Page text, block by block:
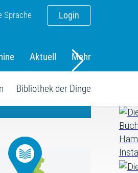
Login
Sprache
Aktuell Mehr
Bibliothek der Dinge